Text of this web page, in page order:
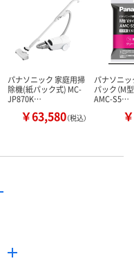
パナソニック 家庭用掃
除機(紙パック式) MC-
JP870K…
￥63,580（税込）
パナソニ
パック（M
AMC-S5…